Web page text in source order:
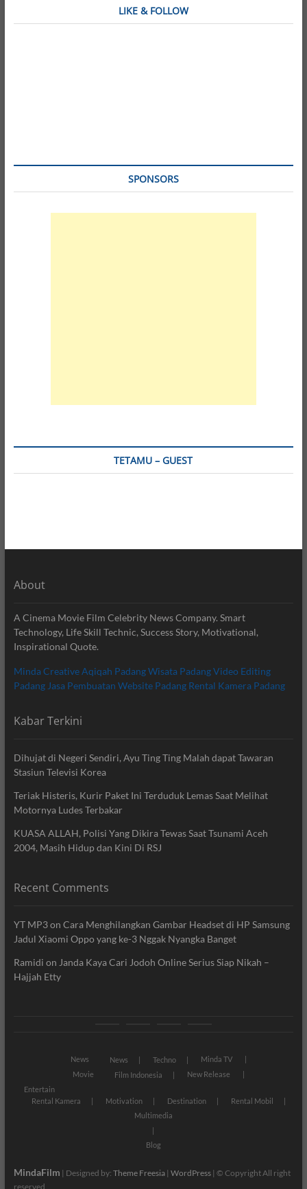
LIKE & FOLLOW
SPONSORS
TETAMU – GUEST
About
A Cinema Movie Film Celebrity News Company. Smart
Technology, Life Skill Technic, Success Story, Motivational,
Inspirational Quote.
Minda CreativeAqiqah PadangWisata PadangVideo Editing
Padang Jasa Pembuatan Website Padang Rental Kamera Padang
Kabar Terkini
Dihujat di Negeri Sendiri, Ayu Ting Ting Malah dapat Tawaran
Stasiun Televisi Korea
Teriak Histeris, Kurir Paket Ini Terduduk Lemas Saat Melihat
Motornya Ludes Terbakar
KUASA ALLAH, Polisi Yang Dikira Tewas Saat Tsunami Aceh
2004, Masih Hidup dan Kini Di RSJ
Recent Comments
YT MP3on Cara Menghilangkan Gambar Headset di HP Samsung
Jadul Xiaomi Oppo yang ke-3 Nggak Nyangka Banget
Ramidi on Janda Kaya Cari Jodoh Online Serius Siap Nikah –
Hajjah Etty
News News Techno
Minda TV
Movie
Film Indonesia
New Release
Entertain
Rental Kamera
Motivation Destination
Rental Mobil
Multimedia
Blog
MindaFilm | Designed by: Theme Freesia| WordPress| © Copyright All right
reserved